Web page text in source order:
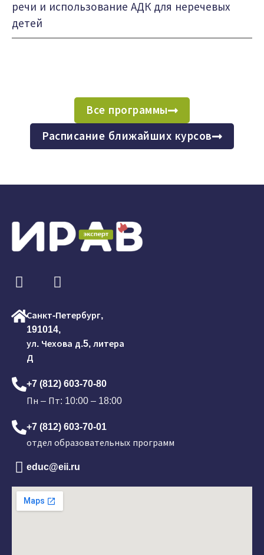
речи и использование АДК для неречевых
детей
Все программы
Расписание ближайших курсов
Санкт-Петербург,
191014,
ул. Чехова д.5, литера
Д
+7 (812) 603-70-80
Пн – Пт: 10:00 – 18:00
+7 (812) 603-70-01
отдел образовательных программ
educ@eii.ru